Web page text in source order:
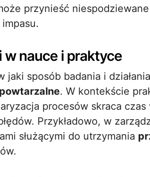
przynieść
w nauce i praktyce
jaki sposób badania i
powtarzalne. W kontekście
procesów skraca
Przykładowo, w
służącymi do utrzymania